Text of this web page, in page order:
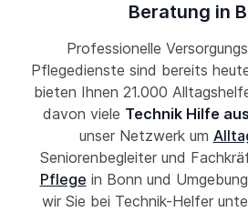
Beratung in
Professionelle
Pflegedienste sind bereits
bieten Ihnen 21.000
davon viele Technik Hilfe
unser Netzwerk um
Seniorenbegleiter und
Pflege in Bonn und
wir Sie bei Technik-Helfer